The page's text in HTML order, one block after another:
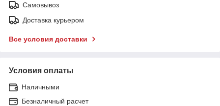
Самовывоз
Доставка курьером
Все условия доставки
Условия оплаты
Наличными
Безналичный расчет